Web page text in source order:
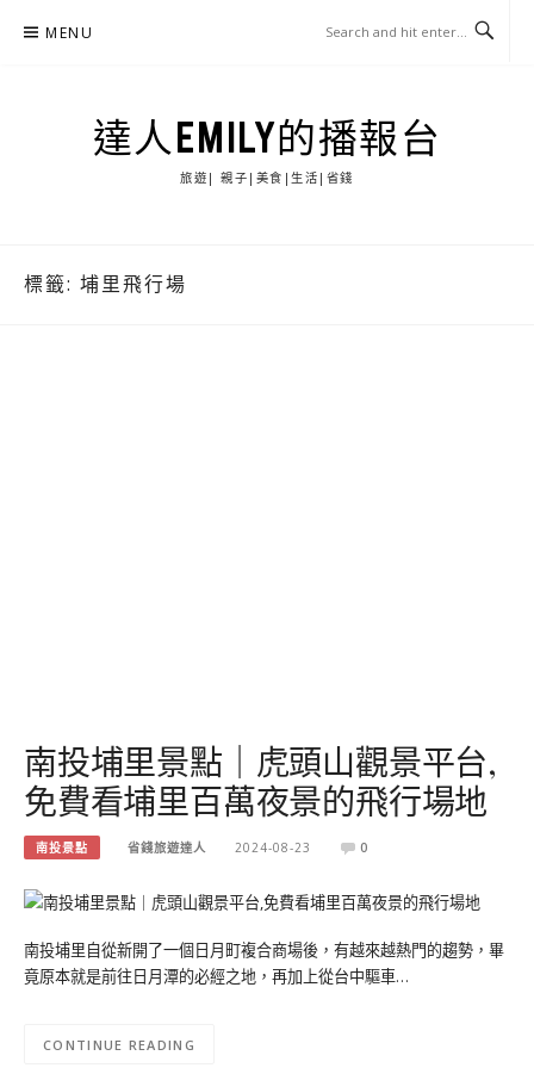
MENU
達人EMILY的播報台
旅遊| 親子|美食|生活|省錢
標籤: 埔里飛行場
南投埔里景點｜虎頭山觀景平台,
免費看埔里百萬夜景的飛行場地
南投景點 省錢旅遊達人 2024-08-23 0
南投埔里自從新開了一個日月町複合商場後，有越來越熱門的趨勢，畢
竟原本就是前往日月潭的必經之地，再加上從台中驅車…
CONTINUE READING